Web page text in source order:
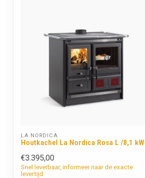
LA NORDICA
Houtkachel La Nordica Rosa L /8,1 kW
€3.395,00
Snel leverbaar, informeer naar de exacte
levertijd